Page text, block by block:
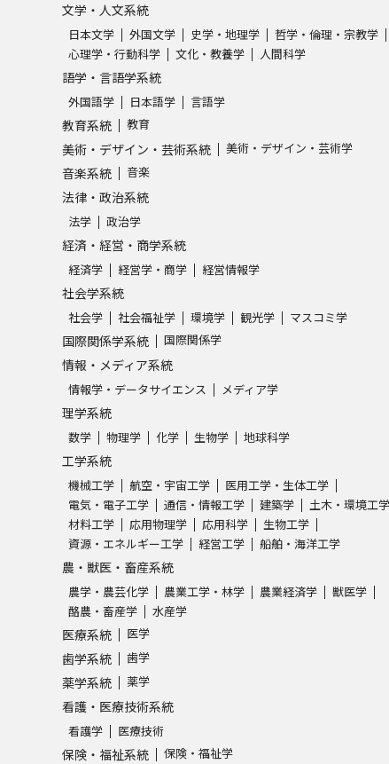
文学・人文系統
日本文学 外国文学 史学・地理学
哲学・倫理・宗教学
心理学・行動科学
文化・教養学 人間科学
語学・言語学系統
外国語学 日本語学 言語学
教育系統 教育
美術・デザイン・芸術系統 美術・デザイン・芸術学
音楽系統 音楽
法律・政治系統
法学 政治学
経済・経営・商学系統
経済学 経営学・商学 経営情報学
社会学系統
社会学 社会福祉学 環境学 観光学 マスコミ学
国際関係学系統 国際関係学
情報・メディア系統
情報学・データサイエンス メディア学
理学系統
数学 物理学 化学 生物学 地球科学
工学系統
機械工学 航空・宇宙工学
医用工学・生体工学
電気・電子工学
通信・情報工学 建築学
土木・環境工学
材料工学
応用物理学 応用科学
生物工学
資源・エネルギー工学
経営工学 船舶・海洋工学
農・獣医・畜産系統
農学・農芸化学 農業工学・林学 農業経済学
獣医学
酪農・畜産学
水産学
医療系統 医学
歯学系統 歯学
薬学系統 薬学
看護・医療技術系統
看護学 医療技術
保険・福祉系統 保険・福祉学